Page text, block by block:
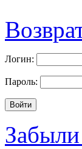
Логин:
Пароль: